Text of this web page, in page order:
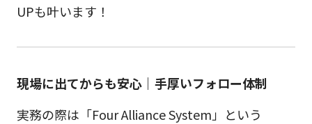
UPも叶います！
現場に出てからも安心｜手厚いフォロー体制
実務の際は「Four Alliance System」という